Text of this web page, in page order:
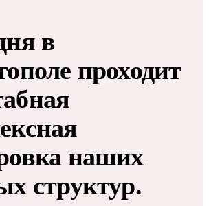
в
проходит
наших
структур.